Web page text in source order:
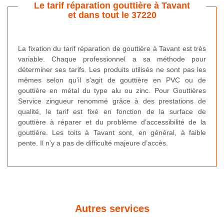
Le tarif réparation gouttière à Tavant
et dans tout le 37220
La fixation du tarif réparation de gouttière à Tavant est très
variable. Chaque professionnel a sa méthode pour
déterminer ses tarifs. Les produits utilisés ne sont pas les
mêmes selon qu’il s’agit de gouttière en PVC ou de
gouttière en métal du type alu ou zinc. Pour Gouttières
Service zingueur renommé grâce à des prestations de
qualité, le tarif est fixé en fonction de la surface de
gouttière à réparer et du problème d’accessibilité de la
gouttière. Les toits à Tavant sont, en général, à faible
pente. Il n’y a pas de difficulté majeure d’accès.
Autres services